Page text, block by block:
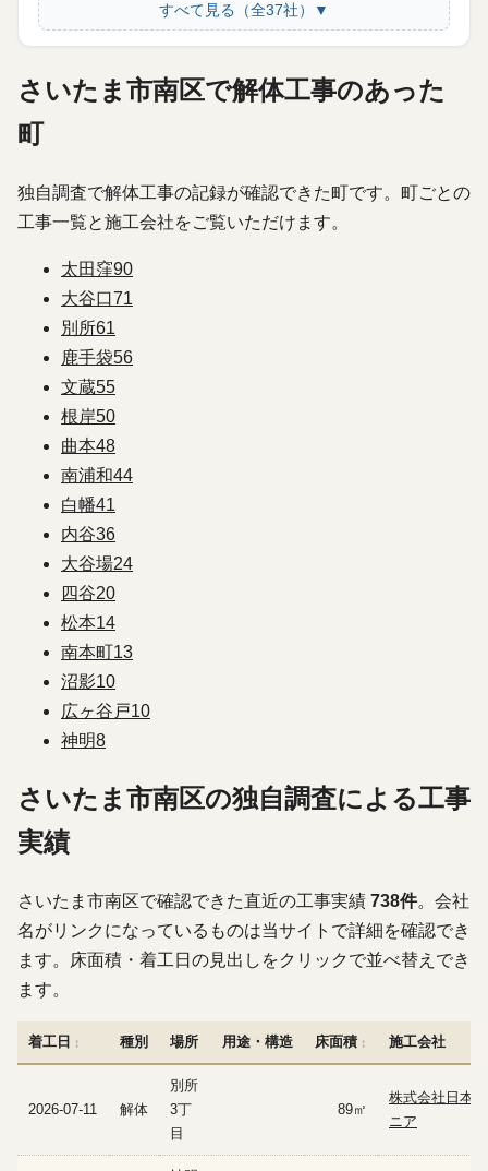
すべて見る（全37社）▼
さいたま市南区で解体工事のあった
町
独自調査で解体工事の記録が確認できた町です。町ごとの
工事一覧と施工会社をご覧いただけます。
太田窪90
大谷口71
別所61
鹿手袋56
文蔵55
根岸50
曲本48
南浦和44
白幡41
内谷36
大谷場24
四谷20
松本14
南本町13
沼影10
広ヶ谷戸10
神明8
さいたま市南区の独自調査による工事
実績
さいたま市南区で確認できた直近の工事実績 738件。会社
名がリンクになっているものは当サイトで詳細を確認でき
ます。床面積・着工日の見出しをクリックで並べ替えでき
ます。
着工日 種別 場所 用途・構造 床面積 施工会社
2026-07-11 解体
別所
3丁
目
89㎡
株式会社日本
ニア